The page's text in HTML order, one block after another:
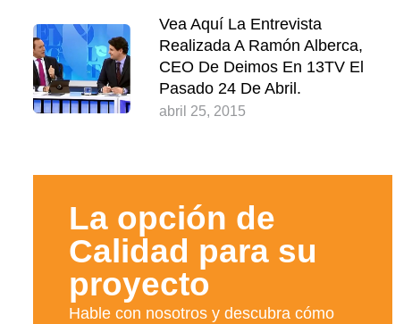
Vea Aquí La Entrevista
Realizada A Ramón Alberca,
CEO De Deimos En 13TV El
Pasado 24 De Abril.
abril 25, 2015
La opción de
Calidad para su
proyecto​
Hable con nosotros y descubra cómo